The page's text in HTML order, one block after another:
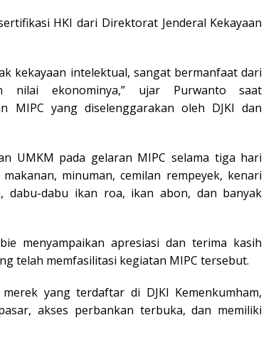
HKI dari Direktorat Jenderal Kekayaan
kekayaan intelektual, sangat bermanfaat dari
nilai ekonominya,” ujar Purwanto saat
MIPC yang diselenggarakan oleh DJKI dan
UMKM pada gelaran MIPC selama tiga hari
minuman, cemilan rempeyek, kenari
dabu ikan roa, ikan abon, dan banyak
menyampaikan apresiasi dan terima kasih
telah memfasilitasi kegiatan MIPC tersebut.
yang terdaftar di DJKI Kemenkumham,
akses perbankan terbuka, dan memiliki